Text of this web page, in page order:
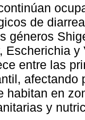
de
géneros
Escherichia
entre las
afectando
habitan en
y